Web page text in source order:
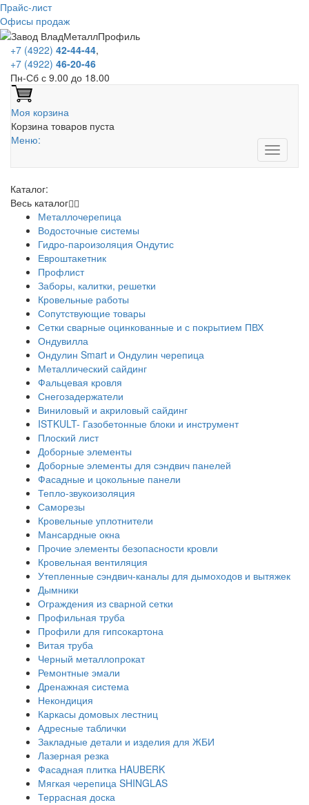
Прайс-лист
Офисы продаж
+7 (4922) 42-44-44,
+7 (4922) 46-20-46
Пн-Сб с 9.00 до 18.00
Моя корзина
Корзина товаров пуста
Меню:
Каталог:
Весь каталог
Металлочерепица
Водосточные системы
Гидро-пароизоляция Ондутис
Евроштакетник
Профлист
Заборы, калитки, решетки
Кровельные работы
Сопутствующие товары
Сетки сварные оцинкованные и с покрытием ПВХ
Ондувилла
Ондулин Smart и Ондулин черепица
Металлический сайдинг
Фальцевая кровля
Снегозадержатели
Виниловый и акриловый сайдинг
ISTKULT- Газобетонные блоки и инструмент
Плоский лист
Доборные элементы
Доборные элементы для сэндвич панелей
Фасадные и цокольные панели
Тепло-звукоизоляция
Саморезы
Кровельные уплотнители
Мансардные окна
Прочие элементы безопасности кровли
Кровельная вентиляция
Утепленные сэндвич-каналы для дымоходов и вытяжек
Дымники
Ограждения из сварной сетки
Профильная труба
Профили для гипсокартона
Витая труба
Черный металлопрокат
Ремонтные эмали
Дренажная система
Некондиция
Каркасы домовых лестниц
Адресные таблички
Закладные детали и изделия для ЖБИ
Лазерная резка
Фасадная плитка HAUBERK
Мягкая черепица SHINGLAS
Террасная доска